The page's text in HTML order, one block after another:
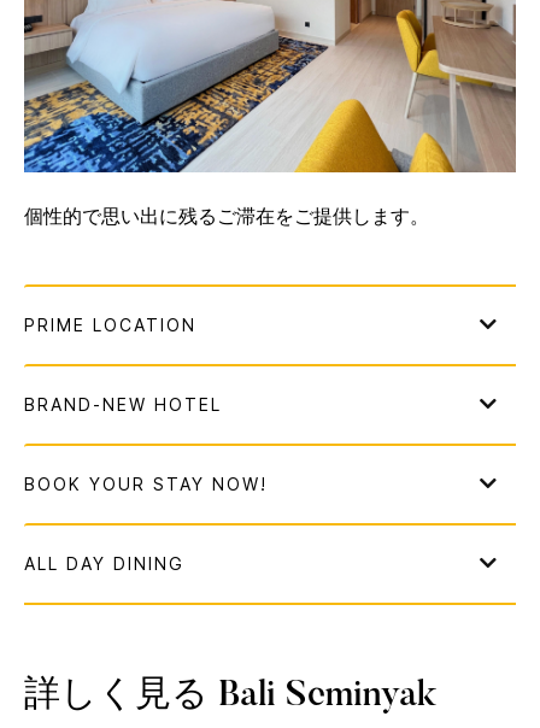
個性的で思い出に残るご滞在をご提供します。
詳しく見る Bali Seminyak